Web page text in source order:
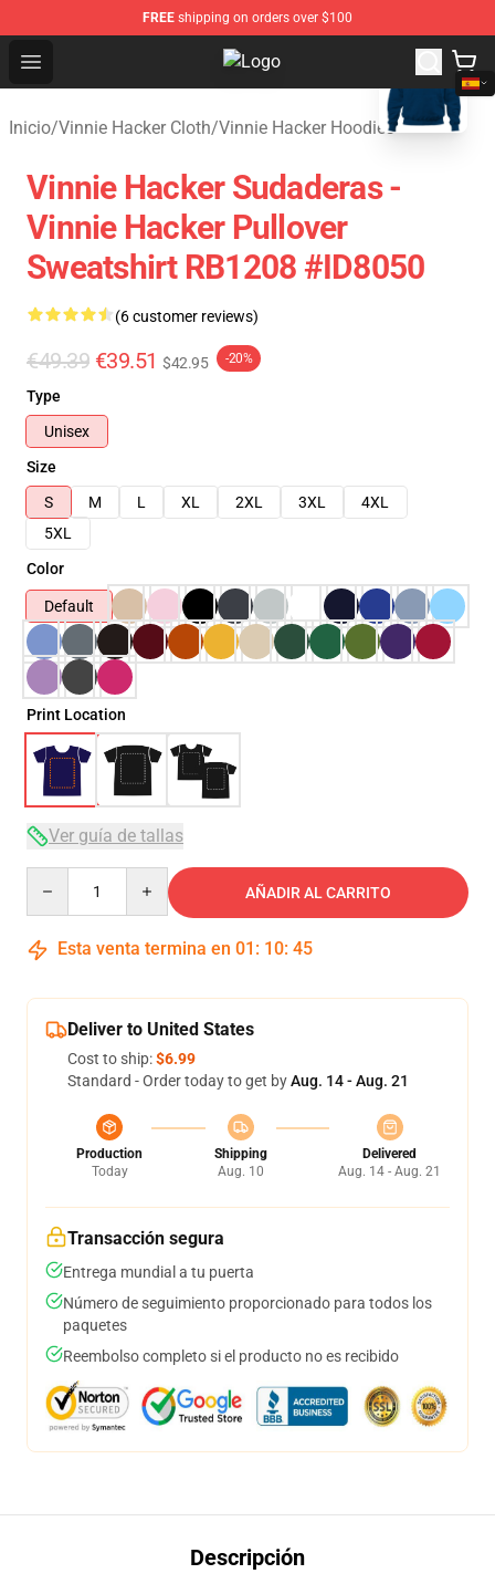
FREE shipping on orders over $100
Open menu Vinnie Hacker Store - Official
Inicio/Vinnie Hacker Cloth/Vinnie Hacker Hoodies
blank template
Vinnie Hacker Sudaderas -
Vinnie Hacker Pullover
Sweatshirt RB1208 #ID8050
(6 customer reviews)
€49.39 €39.51 $42.95 -20%
Type
Unisex
Size
S
M L XL 2XL 3XL
4XL
5XL
Color
Default
Print Location
Ver guía de tallas
AÑADIR AL CARRITO
Esta venta termina en 01 : 10: 45
Deliver to United States
Cost to ship:$6.99
Standard - Order today to get byAug. 14 - Aug. 21
Production
Today
Shipping
Aug. 10
Delivered
Aug. 14 - Aug. 21
Transacción segura
Entrega mundial a tu puerta
Número de seguimiento proporcionado para todos los
paquetes
Reembolso completo si el producto no es recibido
Descripción